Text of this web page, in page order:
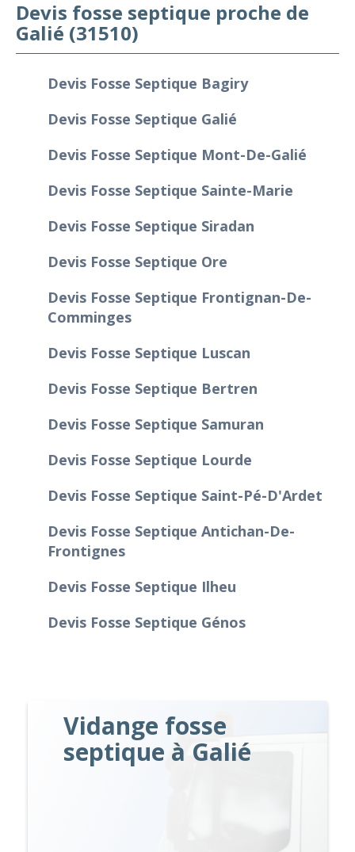
Devis fosse septique proche de
Galié (31510)
Devis Fosse Septique Bagiry
Devis Fosse Septique Galié
Devis Fosse Septique Mont-De-Galié
Devis Fosse Septique Sainte-Marie
Devis Fosse Septique Siradan
Devis Fosse Septique Ore
Devis Fosse Septique Frontignan-De-
Comminges
Devis Fosse Septique Luscan
Devis Fosse Septique Bertren
Devis Fosse Septique Samuran
Devis Fosse Septique Lourde
Devis Fosse Septique Saint-Pé-D'Ardet
Devis Fosse Septique Antichan-De-
Frontignes
Devis Fosse Septique Ilheu
Devis Fosse Septique Génos
Vidange fosse
septique à Galié